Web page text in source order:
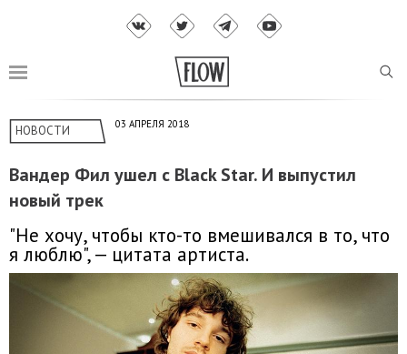
НОВОСТИ 03 АПРЕЛЯ 2018
Вандер Фил ушел с Black Star. И выпустил
новый трек
"Не хочу, чтобы кто-то вмешивался в то, что
я люблю", — цитата артиста.